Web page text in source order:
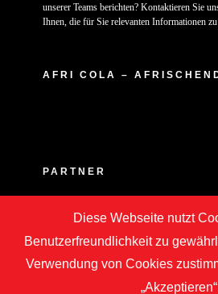
unserer Teams berichten? Kontaktieren Sie
Ihnen, die für Sie relevanten Informationen zu
AFRI COLA –
PARTNER
Diese Webseite nutzt
Benutzerfreundlichkeit zu
Verwendung von Cookies